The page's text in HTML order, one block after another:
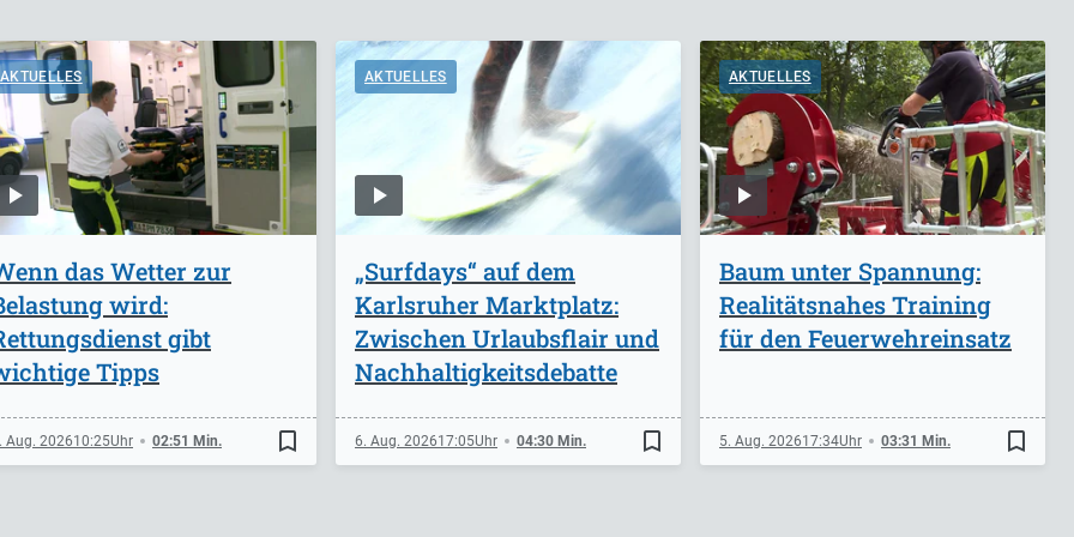
AKTUELLES
das Wetter zur
wird:
gibt
Tipps
Aug. 202610:25 02:51 Min. bookmark_border
AKTUELLES
„Surfdays“ auf dem
Karlsruher Marktplatz:
Zwischen Urlaubsflair und
Nachhaltigkeitsdebatte
6. Aug. 202617:05 04:30 Min. bookmark_border
AKTUELLES
Baum unter Spannung:
Realitätsnahes Training
für den Feuerwehreinsatz
5. Aug. 202617:34 03:31 Min. bookmark_border